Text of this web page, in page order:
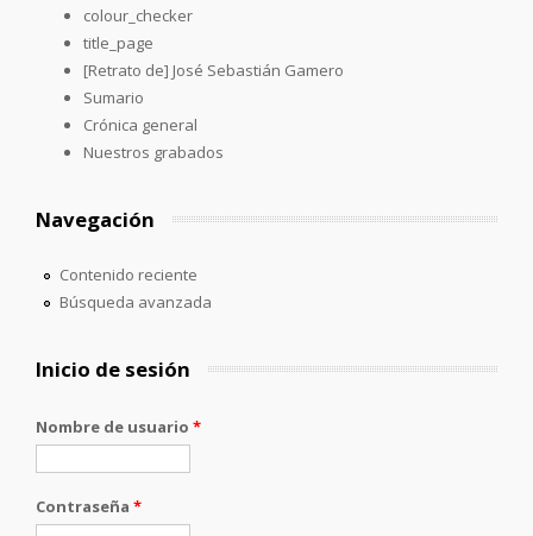
colour_checker
title_page
[Retrato de] José Sebastián Gamero
Sumario
Crónica general
Nuestros grabados
Navegación
Contenido reciente
Búsqueda avanzada
Inicio de sesión
Nombre de usuario *
Contraseña *